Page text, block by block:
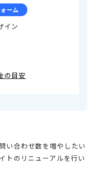
ーム
イン
の目安
い合わせ数を増やしたい
トのリニューアルを行い